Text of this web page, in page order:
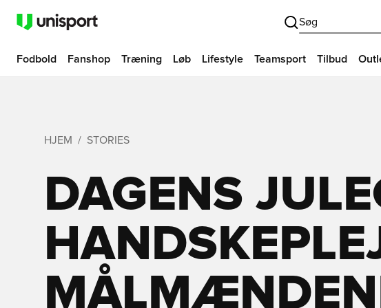
Søg
Fodbold Fanshop Træning Løb Lifestyle Teamsport Tilbud
HJEM STORIES
DAGENS